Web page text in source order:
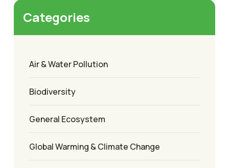
Categories
Air & Water Pollution
Biodiversity
General Ecosystem
Global Warming & Climate Change